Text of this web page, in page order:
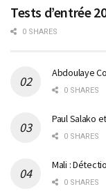
Tests d’entrée
0 SHARES
Abdoulaye
0 SHARES
Paul Salako
0 SHARES
Mali :
0 SHARES